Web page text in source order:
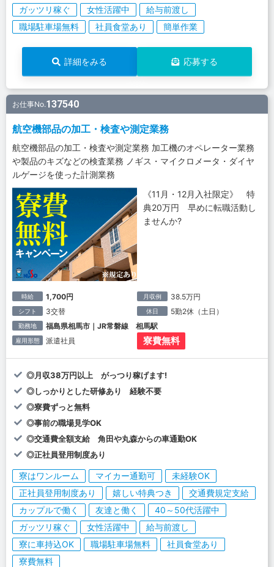
ガッツリ稼ぐ
女性活躍中
給与前渡し
職場駐車場無料
社員食堂あり 簡単作業
詳細をみる 応募する
お仕事No.137540
航空機部品の加工・検査や測定業務
航空機部品の加工・検査や測定業務 加工機のオペレーター業務
や製品のキズなどの検査業務 ノギス・マイクロメータ・ダイヤ
ルゲージを使った計測業務
《11月・12月入社限定》 特
典20万円 早めに転職活動し
ませんか?
時給 1,700円 月収例 38.5万円
シフト 3交替 休日 5勤2休（土日）
勤務地 福島県相馬市｜JR常磐線 相馬駅
雇用形態 派遣社員 寮費無料
◎月収38万円以上 がっつり稼げます!
◎しっかりとした研修あり 経験不要
◎寮費ずっと無料
◎事前の職場見学OK
◎交通費全額支給 角田や丸森からの車通勤OK
◎正社員登用制度あり
寮はワンルーム マイカー通勤可
未経験OK
正社員登用制度あり
嬉しい特典つき
交通費規定支給
カップルで働く
友達と働く
40～50代活躍中
ガッツリ稼ぐ
女性活躍中
給与前渡し
寮に車持込OK
職場駐車場無料
社員食堂あり
寮費無料